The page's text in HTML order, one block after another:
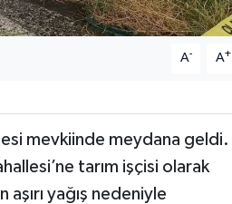
A- A+
mevkiinde meydana geldi.
tarım işçisi olarak
yağış nedeniyle